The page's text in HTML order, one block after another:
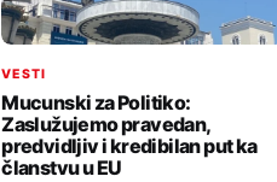
VESTI
Mucunski za Politiko:
Zaslužujemo pravedan,
predvidljiv i kredibilan put ka
članstvu u EU